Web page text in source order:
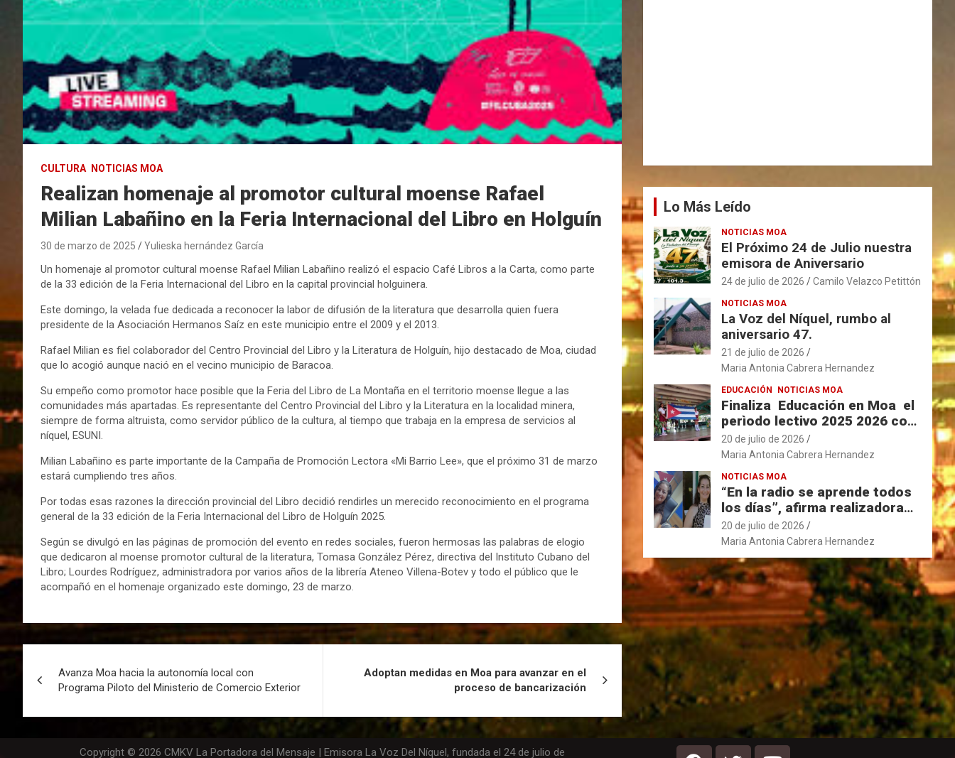
CULTURA NOTICIAS MOA
Realizan homenaje al promotor cultural moense Rafael
Milian Labañino en la Feria Internacional del Libro en Holguín
30 de marzo de 2025 Yulieska hernández García
Un homenaje al promotor cultural moense Rafael Milian Labañino realizó el espacio Café Libros a la Carta, como parte
de la 33 edición de la Feria Internacional del Libro en la capital provincial holguinera.
Este domingo, la velada fue dedicada a reconocer la labor de difusión de la literatura que desarrolla quien fuera
presidente de la Asociación Hermanos Saíz en este municipio entre el 2009 y el 2013.
Rafael Milian es fiel colaborador del Centro Provincial del Libro y la Literatura de Holguín, hijo destacado de Moa, ciudad
que lo acogió aunque nació en el vecino municipio de Baracoa.
Su empeño como promotor hace posible que la Feria del Libro de La Montaña en el territorio moense llegue a las
comunidades más apartadas. Es representante del Centro Provincial del Libro y la Literatura en la localidad minera,
siempre de forma altruista, como servidor público de la cultura, al tiempo que trabaja en la empresa de servicios al
níquel, ESUNI.
Milian Labañino es parte importante de la Campaña de Promoción Lectora «Mi Barrio Lee», que el próximo 31 de marzo
estará cumpliendo tres años.
Por todas esas razones la dirección provincial del Libro decidió rendirles un merecido reconocimiento en el programa
general de la 33 edición de la Feria Internacional del Libro de Holguín 2025.
Según se divulgó en las páginas de promoción del evento en redes sociales, fueron hermosas las palabras de elogio
que dedicaron al moense promotor cultural de la literatura, Tomasa González Pérez, directiva del Instituto Cubano del
Libro; Lourdes Rodríguez, administradora por varios años de la librería Ateneo Villena-Botev y todo el público que le
acompañó en el homenaje organizado este domingo, 23 de marzo.
Avanza Moa hacia la autonomía local con
Programa Piloto del Ministerio de Comercio Exterior
Adoptan medidas en Moa para avanzar en el
proceso de bancarización
Lo Más Leído
NOTICIAS MOA
El Próximo 24 de Julio nuestra
emisora de Aniversario
24 de julio de 2026 Camilo Velazco Petittón
NOTICIAS MOA
La Voz del Níquel, rumbo al
aniversario 47.
21 de julio de 2026
Maria Antonia Cabrera Hernandez
EDUCACIÓN NOTICIAS MOA
Finaliza Educación en Moa el
perìodo lectivo 2025 2026 con
resultados favorables.
20 de julio de 2026
Maria Antonia Cabrera Hernandez
NOTICIAS MOA
“En la radio se aprende todos
los días”, afirma realizadora
moense con 33 años de labor
en la Voz del Níquel.
20 de julio de 2026
Maria Antonia Cabrera Hernandez
Copyright © 2026 CMKV La Portadora del Mensaje | Emisora La Voz Del Níquel, fundada el 24 de julio de